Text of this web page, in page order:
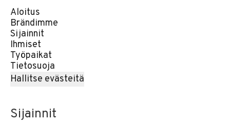
Aloitus
Brändimme
Sijainnit
Ihmiset
Työpaikat
Tietosuoja
Hallitse evästeitä
Sijainnit